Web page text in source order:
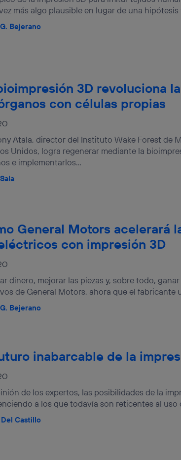
más algo plausible en lugar de una hipótesis
Bejerano
3D revoluciona
con células propias
Atala, director del Instituto Wake Forest de
Unidos, logra regenerar mediante la
e implementarlos...
General Motors acelerará
con impresión 3D
dinero, mejorar las piezas y, sobre todo,
de General Motors, ahora que el fabricante
Bejerano
inabarcable de la
de los expertos, las posibilidades de la
a los que todavía son reticentes al uso
Castillo